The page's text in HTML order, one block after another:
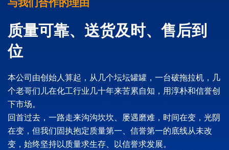
质量可靠、送货及时、售后到
位
本公司由创始人算起，从几个坛坛罐罐，一台破拖拉机，几
个老哥们儿在化工行业几十年来苦累自知，用淳朴和信誉创
下市场。
回首过去，一路走来沟沟坎坎、屡遇磨难，时间在变，光阴
在变，但我们固执抱定质量第一、信誉第一的底线从未改
变，始终坚持以质量求生存、以信誉求发展。